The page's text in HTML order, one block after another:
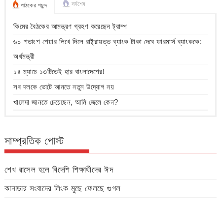
পাঠকের পছন্দ সর্বশেষ
কিমের বৈঠকের আমন্ত্রণ গ্রহণ করেছেন ট্রাম্প
৬০ শতাংশ শেয়ার লিখে দিলে রাষ্ট্রায়ত্ত ব্যাংক টাকা দেবে ফারমার্স ব্যাংককে:
অর্থমন্ত্রী
১৪ ম্যাচে ১৩টিতেই হার বাংলাদেশের!
সব দলকে ভোটে আনতে নতুন উদ্যোগ নয়
খালেদা জানতে চেয়েছেন, আমি জেলে কেন?
সাম্প্রতিক পোস্ট
শেখ রাসেল হলে বিদেশি শিক্ষার্থীদের ঈদ
কানাডার সংবাদের লিংক মুছে ফেলছে গুগল